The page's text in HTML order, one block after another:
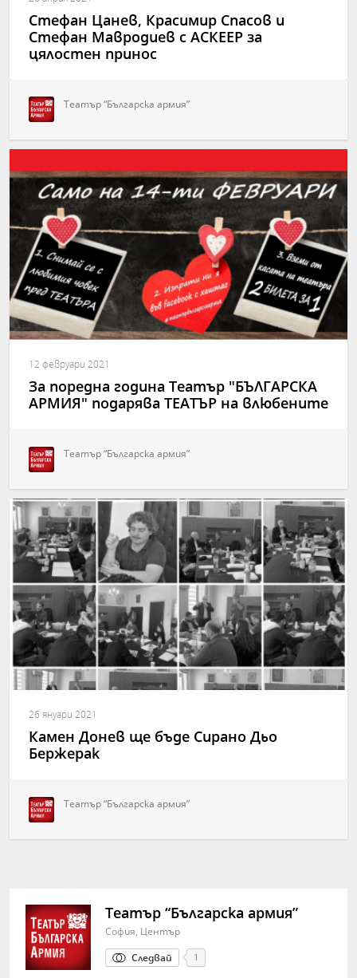
Стефан Цанев, Красимир Спасов и
Стефан Мавродиев с АСКЕЕР за
цялостен принос
Театър “Българска армия”
12 февруари 2021
За поредна година Театър "БЪЛГАРСКА
АРМИЯ" подарява ТЕАТЪР на влюбените
Театър “Българска армия”
26 януари 2021
Камен Донев ще бъде Сирано Дьо
Бержерак
Театър “Българска армия”
Театър “Българска армия”
София, Център
Следвай
1